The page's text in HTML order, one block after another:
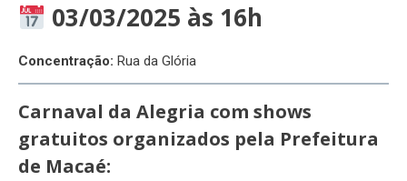
03/03/2025 às 16h
Concentração: Rua da Glória
Carnaval da Alegria com shows
gratuitos organizados pela Prefeitura
de Macaé: